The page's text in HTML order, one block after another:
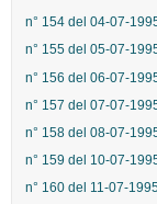
n° 154 del 04-07-
n° 155 del 05-07-
n° 156 del 06-07-
n° 157 del 07-07-
n° 158 del 08-07-
n° 159 del 10-07-
n° 160 del 11-07-